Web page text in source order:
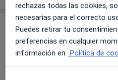
Servicios y precios
Primera visita Odontología
Detalles
rechazas todas las cookies,
necesarias para el correcto
Puedes retirar tu
preferencias en cualquier
información en Política de